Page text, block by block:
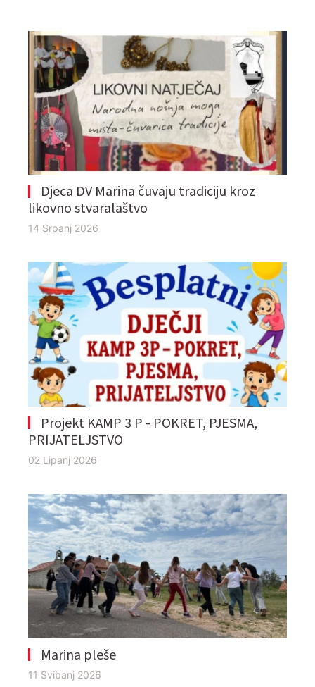
Djeca DV Marina čuvaju tradiciju kroz
likovno stvaralaštvo
14 Srpanj 2026
Projekt KAMP 3 P - POKRET, PJESMA,
PRIJATELJSTVO
02 Lipanj 2026
Marina pleše
11 Svibanj 2026